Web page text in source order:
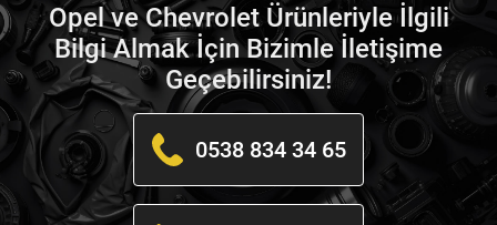
Opel ve Chevrolet Ürünleriyle İlgili
Bilgi Almak İçin Bizimle İletişime
Geçebilirsiniz!
0538 834 34 65